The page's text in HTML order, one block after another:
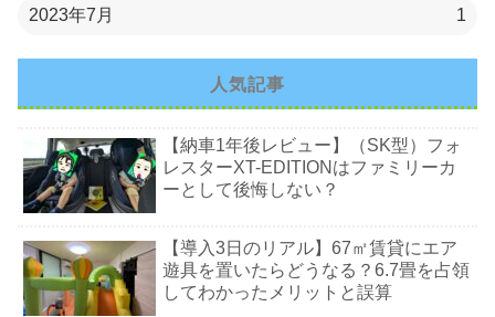
2023年7月 1
人気記事
【納車1年後レビュー】（SK型）フォ
レスターXT-EDITIONはファミリーカ
ーとして後悔しない？
【導入3日のリアル】67㎡賃貸にエア
遊具を置いたらどうなる？6.7畳を占領
してわかったメリットと誤算